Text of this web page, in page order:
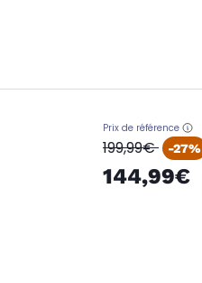
Prix de référence
oldPrice
199,99€ -27%
144,99€